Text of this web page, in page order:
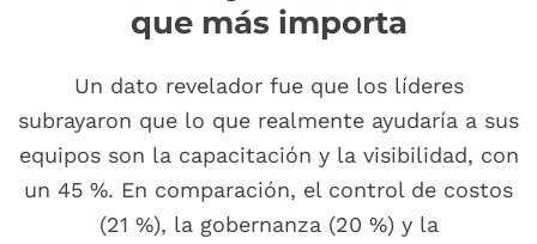
que más importa
Un dato revelador fue que los líderes
subrayaron que lo que realmente ayudaría a sus
equipos son la capacitación y la visibilidad, con
un 45 %. En comparación, el control de costos
(21 %), la gobernanza (20 %) y la